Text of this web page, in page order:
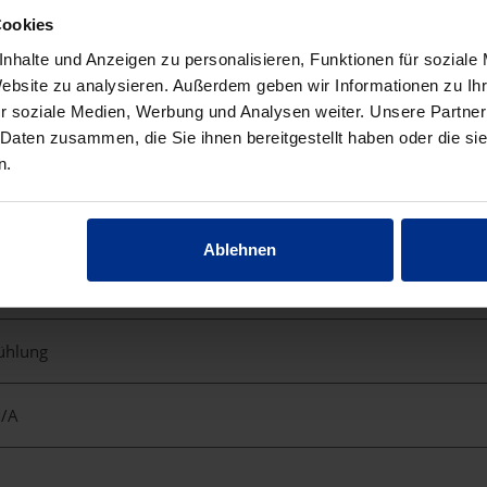
und Anzeigen zu personalisieren, Funktionen für soziale
zu analysieren. Außerdem geben wir Informationen zu
soziale Medien, Werbung und Analysen weiter. Unsere
zusammen, die Sie ihnen bereitgestellt haben oder die
Ablehnen
A